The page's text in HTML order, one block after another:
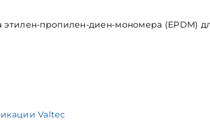
этилен-пропилен-диен-мономера (EPDM)
Valtec